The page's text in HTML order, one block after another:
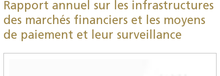
Rapport annuel sur les infrastructures
des marchés financiers et les moyens
de paiement et leur surveillance